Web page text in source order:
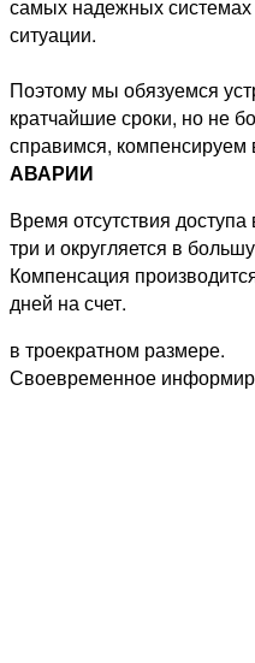
самых надежных
ситуации.
Поэтому мы обязуемся
кратчайшие сроки, но не
справимся, компенсируем
АВАРИИ
Время отсутствия
три и округляется в
Компенсация
дней на счет.
в троекратном размере.
Своевременное